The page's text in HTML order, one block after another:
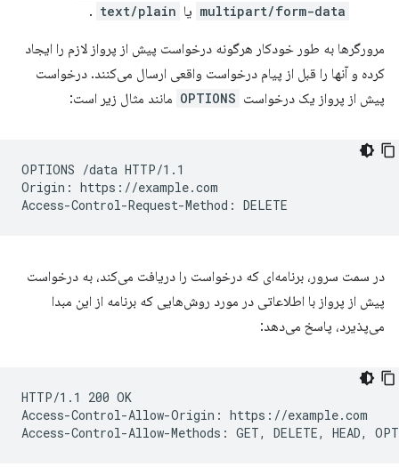
multipart/form-data یا text/plain
.
مرورگرها به طور خودکار هرگونه درخواست پیش از پرواز لازم را ایجاد
کرده و آنها را قبل از پیام درخواست واقعی ارسال می‌کنند. درخواست
پیش از پرواز یک درخواست OPTIONS مانند مثال زیر است:
OPTIONS /data HTTP/1.1
Origin: https://example.com
در سمت سرور، برنامه‌ای که درخواست را دریافت می‌کند، به درخواست
پیش از پرواز با اطلاعاتی در مورد روش‌هایی که برنامه از این مبدا
می‌پذیرد، پاسخ می‌دهد:
HTTP/1.1 200 OK
Access-Control-Allow-Origin: https://example.com